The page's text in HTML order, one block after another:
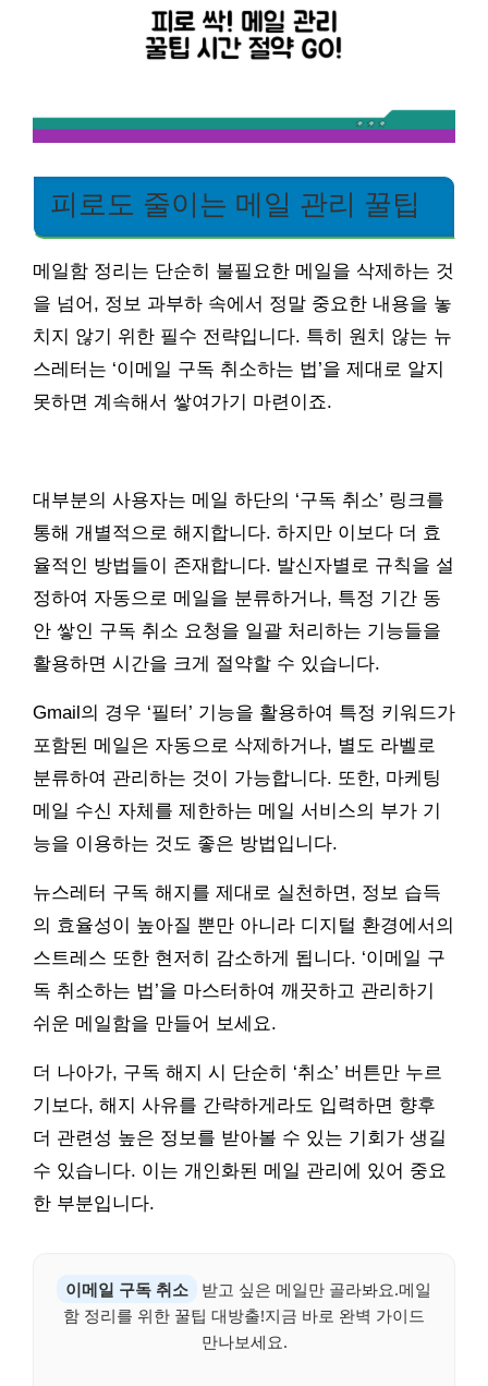
피로도 줄이는 메일 관리 꿀팁
메일함 정리는 단순히 불필요한 메일을 삭제하는 것
을 넘어, 정보 과부하 속에서 정말 중요한 내용을 놓
치지 않기 위한 필수 전략입니다. 특히 원치 않는 뉴
스레터는 ‘이메일 구독 취소하는 법’을 제대로 알지
못하면 계속해서 쌓여가기 마련이죠.
대부분의 사용자는 메일 하단의 ‘구독 취소’ 링크를
통해 개별적으로 해지합니다. 하지만 이보다 더 효
율적인 방법들이 존재합니다. 발신자별로 규칙을 설
정하여 자동으로 메일을 분류하거나, 특정 기간 동
안 쌓인 구독 취소 요청을 일괄 처리하는 기능들을
활용하면 시간을 크게 절약할 수 있습니다.
Gmail의 경우 ‘필터’ 기능을 활용하여 특정 키워드가
포함된 메일은 자동으로 삭제하거나, 별도 라벨로
분류하여 관리하는 것이 가능합니다. 또한, 마케팅
메일 수신 자체를 제한하는 메일 서비스의 부가 기
능을 이용하는 것도 좋은 방법입니다.
뉴스레터 구독 해지를 제대로 실천하면, 정보 습득
의 효율성이 높아질 뿐만 아니라 디지털 환경에서의
스트레스 또한 현저히 감소하게 됩니다. ‘이메일 구
독 취소하는 법’을 마스터하여 깨끗하고 관리하기
쉬운 메일함을 만들어 보세요.
더 나아가, 구독 해지 시 단순히 ‘취소’ 버튼만 누르
기보다, 해지 사유를 간략하게라도 입력하면 향후
더 관련성 높은 정보를 받아볼 수 있는 기회가 생길
수 있습니다. 이는 개인화된 메일 관리에 있어 중요
한 부분입니다.
이메일 구독 취소
받고 싶은 메일만 골라봐요.메일
함 정리를 위한 꿀팁 대방출!지금 바로 완벽 가이드
만나보세요.